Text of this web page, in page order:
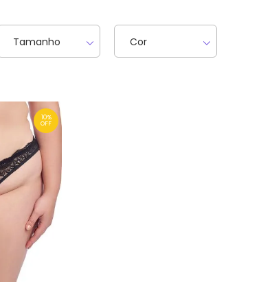
Tamanho Cor
10%
OFF